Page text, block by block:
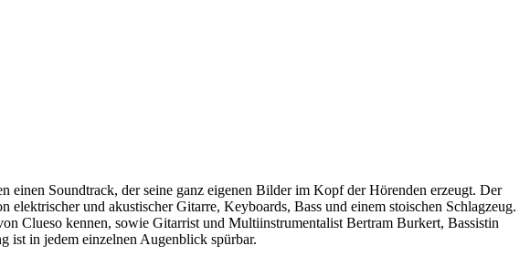
Soundtrack, der seine ganz eigenen Bilder im Kopf der Hörenden erzeugt. Der
und akustischer Gitarre, Keyboards, Bass und einem stoischen Schlagzeug.
Clueso kennen, sowie Gitarrist und Multiinstrumentalist Bertram Burkert, Bassistin
ist in jedem einzelnen Augenblick spürbar.